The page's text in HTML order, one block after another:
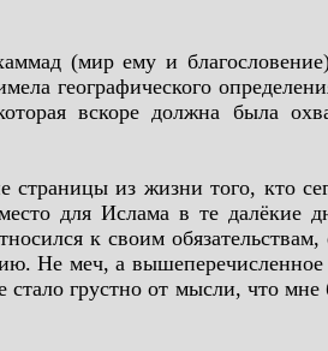
(мир ему и благословение)
географического
вскоре должна была
из жизни того, кто
для Ислама в те
к своим обязательствам,
Не меч, а
грустно от мысли, что мне